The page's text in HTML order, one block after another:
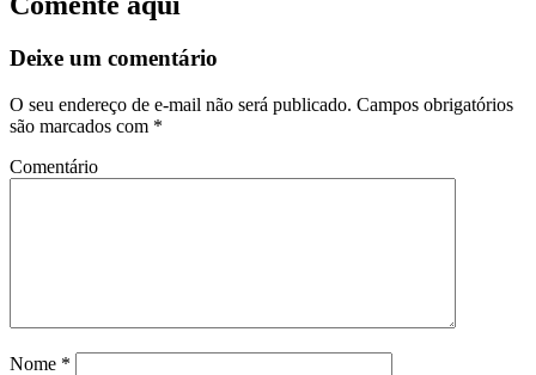
Deixe um comentário
O seu endereço de e-mail não será publicado. Campos obrigatórios
são marcados com *
Comentário
Nome *